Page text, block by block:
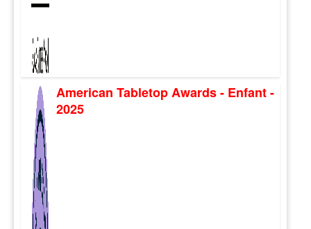
American Tabletop Awards - Enfant -
2025